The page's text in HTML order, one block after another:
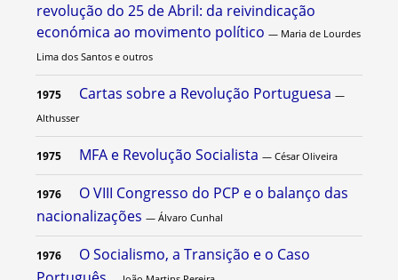
revolução do 25 de Abril: da reivindicação
económica ao movimento político — Maria de Lourdes
Lima dos Santos e outros
1975 Cartas sobre a Revolução Portuguesa —
Althusser
1975 MFA e Revolução Socialista — César Oliveira
1976
O VIII Congresso do PCP e o balanço das
nacionalizações — Álvaro Cunhal
1976
O Socialismo, a Transição e o Caso